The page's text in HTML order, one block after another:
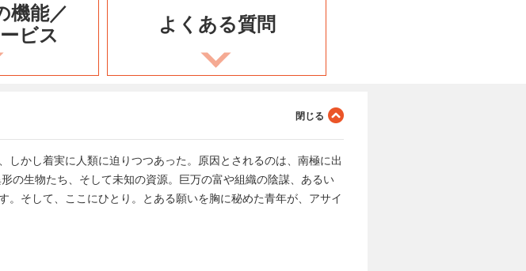
機能／
ビス
よくある質問
かし着実に人類に迫りつつあった。原因とされるのは、南極に出
の生物たち、そして未知の資源。巨万の富や組織の陰謀、あるい
そして、ここにひとり。とある願いを胸に秘めた青年が、アサイ